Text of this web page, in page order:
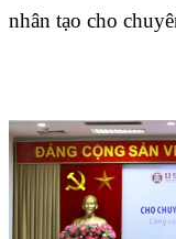
nhân tạo cho